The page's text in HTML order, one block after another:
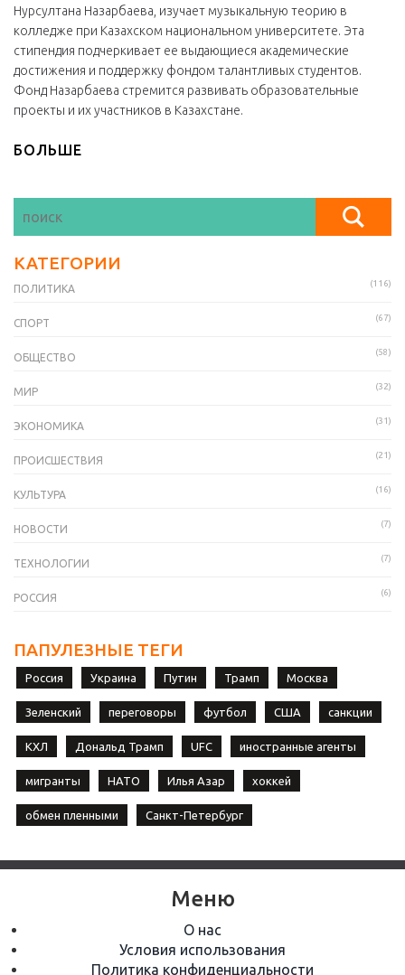
Нурсултана Назарбаева, изучает музыкальную теорию в
колледже при Казахском национальном университете. Эта
стипендия подчеркивает ее выдающиеся академические
достижения и поддержку фондом талантливых студентов.
Фонд Назарбаева стремится развивать образовательные
проекты и их участников в Казахстане.
БОЛЬШЕ
КАТЕГОРИИ
ПОЛИТИКА (116)
СПОРТ (67)
ОБЩЕСТВО (58)
МИР (32)
ЭКОНОМИКА (31)
ПРОИСШЕСТВИЯ (21)
КУЛЬТУРА (16)
НОВОСТИ (7)
ТЕХНОЛОГИИ (7)
РОССИЯ (6)
ПАПУЛЕЗНЫЕ ТЕГИ
Россия Украина Путин Трамп Москва
Зеленский переговоры футбол США санкции
КХЛ Дональд Трамп UFC иностранные агенты
мигранты НАТО Илья Азар хоккей
обмен пленными Санкт-Петербург
Меню
О нас
Условия использования
Политика конфиденциальности